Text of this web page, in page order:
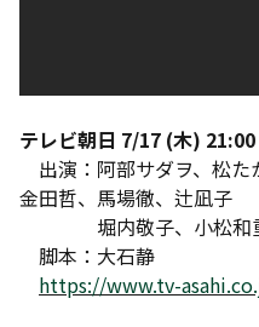
テレビ朝日 7/17 (木) 21:00
出演：阿部サダヲ、松た
金田哲、馬場徹、辻凪子
堀内敬子、小松和重
脚本：大石静
https://www.tv-